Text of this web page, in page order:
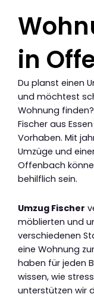
in
Du planst einen
und möchtest
Wohnung
Fischer aus
Vorhaben. Mit
Umzüge und
Offenbach
behilflich sein.
Umzug Fischer
möblierten und
verschiedenen
eine Wohnung
haben für jeden
wissen, wie
unterstützen wir